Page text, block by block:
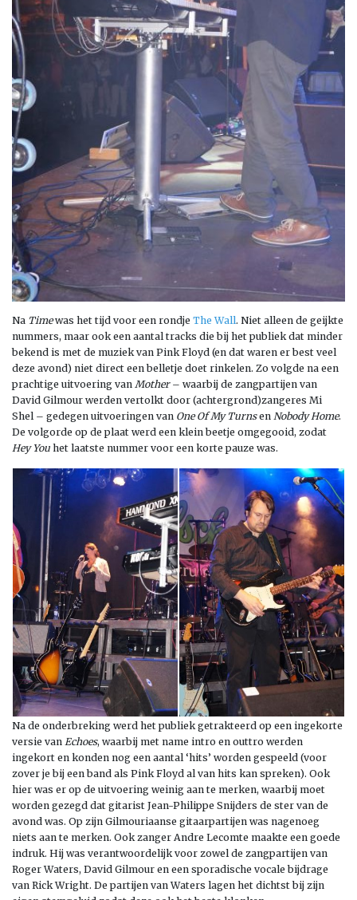
Na Timewas het tijd voor een rondje The Wall. Niet alleen de geijkte
nummers, maar ook een aantal tracks die bij het publiek dat minder
bekend is met de muziek van Pink Floyd (en dat waren er best veel
deze avond) niet direct een belletje doet rinkelen. Zo volgde na een
prachtige uitvoering van Mother – waarbij de zangpartijen van
David Gilmour werden vertolkt door (achtergrond)zangeres Mi
Shel – gedegen uitvoeringen van One Of My Turnsen Nobody Home.
De volgorde op de plaat werd een klein beetje omgegooid, zodat
Hey You het laatste nummer voor een korte pauze was.
Na de onderbreking werd het publiek getrakteerd op een ingekorte
versie van Echoes, waarbij met name intro en outtro werden
ingekort en konden nog een aantal ‘hits’ worden gespeeld (voor
zover je bij een band als Pink Floyd al van hits kan spreken). Ook
hier was er op de uitvoering weinig aan te merken, waarbij moet
worden gezegd dat gitarist Jean-Philippe Snijders de ster van de
avond was. Op zijn Gilmouriaanse gitaarpartijen was nagenoeg
niets aan te merken. Ook zanger Andre Lecomte maakte een goede
indruk. Hij was verantwoordelijk voor zowel de zangpartijen van
Roger Waters, David Gilmour en een sporadische vocale bijdrage
van Rick Wright. De partijen van Waters lagen het dichtst bij zijn